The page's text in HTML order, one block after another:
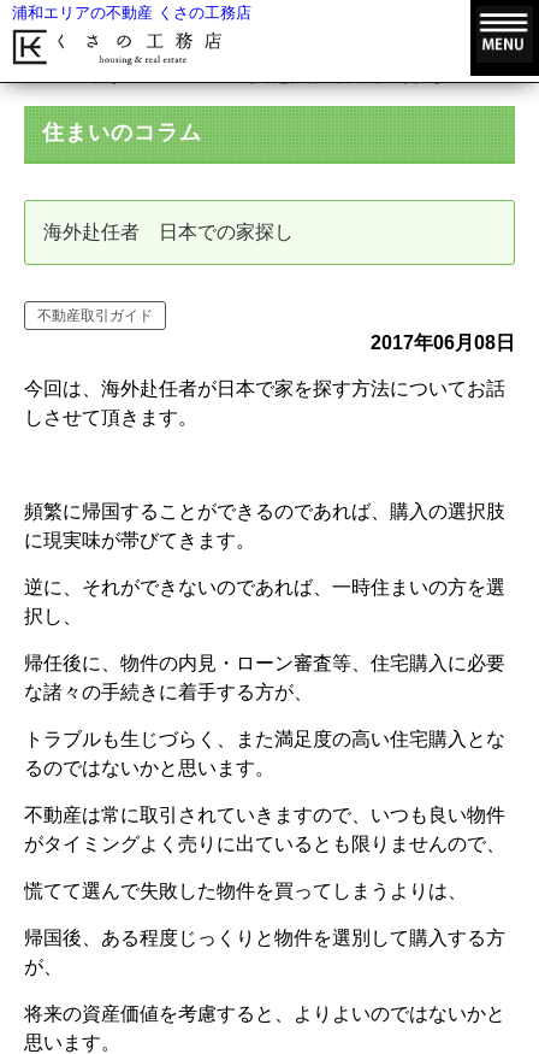
浦和エリアの不動産 くさの工務店
住まいのコラム
海外赴任者 日本での家探し
不動産取引ガイド
2017年06月08日
今回は、海外赴任者が日本で家を探す方法についてお話
しさせて頂きます。
頻繁に帰国することができるのであれば、購入の選択肢
に現実味が帯びてきます。
逆に、それができないのであれば、一時住まいの方を選
択し、
帰任後に、物件の内見・ローン審査等、住宅購入に必要
な諸々の手続きに着手する方が、
トラブルも生じづらく、また満足度の高い住宅購入とな
るのではないかと思います。
不動産は常に取引されていきますので、いつも良い物件
がタイミングよく売りに出ているとも限りませんので、
慌てて選んで失敗した物件を買ってしまうよりは、
帰国後、ある程度じっくりと物件を選別して購入する方
が、
将来の資産価値を考慮すると、よりよいのではないかと
思います。